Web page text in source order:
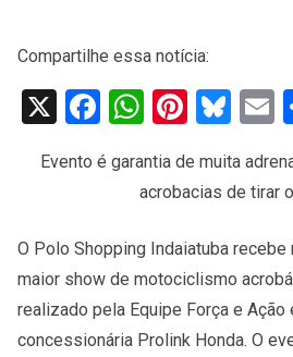
Compartilhe essa notícia:
X Facebook
Evento é garantia de muita
acrobacias de tirar
O Polo Shopping Indaiatuba recebe
maior show de motociclismo
realizado pela Equipe Força e
concessionária Prolink Honda. O